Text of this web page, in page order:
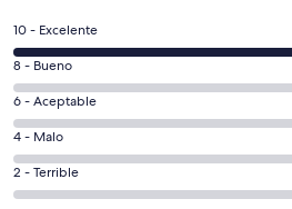
en
una
nueva
ventana
Puntuación
de
10,
es
decir,
Excelente.
Basada
en
10 - Excelente
Puntuación
de
8,
es
decir,
Bueno.
8 - Bueno
Puntuación
de
6,
es
decir,
6 - Aceptable
Puntuación
de
4,
4 - Malo
Puntuación
de
2 - Terrible